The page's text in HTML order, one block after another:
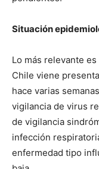
Situación
Lo más relevante
Chile viene
hace varias
vigilancia de virus
de vigilancia
infección
enfermedad tipo